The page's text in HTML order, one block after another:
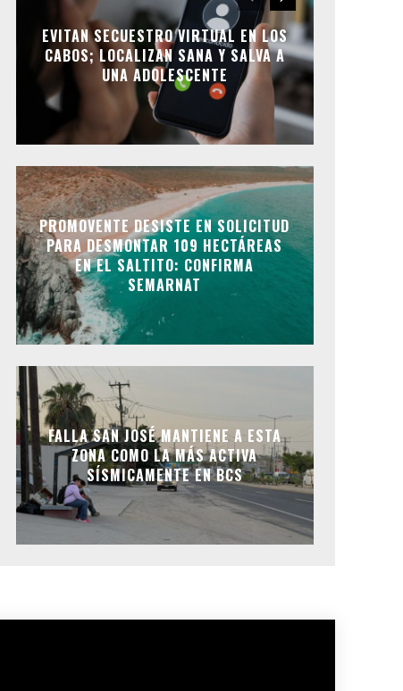
EVITAN SECUESTRO VIRTUAL EN LOS
CABOS; LOCALIZAN SANA Y SALVA A
UNA ADOLESCENTE
PROMOVENTE DESISTE EN SOLICITUD
PARA DESMONTAR 109 HECTÁREAS
EN EL SALTITO: CONFIRMA
SEMARNAT
FALLA SAN JOSÉ MANTIENE A ESTA
ZONA COMO LA MÁS ACTIVA
SÍSMICAMENTE EN BCS